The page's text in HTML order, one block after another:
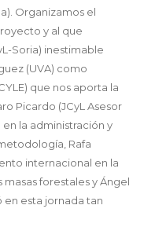
Organizamos el
y al que
Soria) inestimable
(UVA) como
que nos aporta la
Picardo (JCyL Asesor
la administración y
Rafa
internacional en la
forestales y Ángel
en esta jornada tan